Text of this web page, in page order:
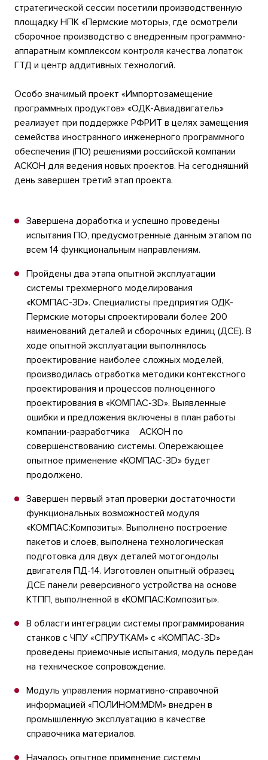
стратегической сессии посетили производственную
площадку НПК «Пермские моторы», где осмотрели
сборочное производство с внедренным программно-
аппаратным комплексом контроля качества лопаток
ГТД и центр аддитивных технологий.
Особо значимый проект «Импортозамещение
программных продуктов» «ОДК-Авиадвигатель»
реализует при поддержке РФРИТ в целях замещения
семейства иностранного инженерного программного
обеспечения (ПО) решениями российской компании
АСКОН для ведения новых проектов. На сегодняшний
день завершен третий этап проекта.
Завершена доработка и успешно проведены
испытания ПО, предусмотренные данным этапом по
всем 14 функциональным направлениям.
Пройдены два этапа опытной эксплуатации
системы трехмерного моделирования
«КОМПАС-3D». Специалисты предприятия ОДК-
Пермские моторы спроектировали более 200
наименований деталей и сборочных единиц (ДСЕ). В
ходе опытной эксплуатации выполнялось
проектирование наиболее сложных моделей,
производилась отработка методики контекстного
проектирования и процессов полноценного
проектирования в «КОМПАС-3D». Выявленные
ошибки и предложения включены в план работы
компании-разработчика АСКОН по
совершенствованию системы. Опережающее
опытное применение «КОМПАС-3D» будет
продолжено.
Завершен первый этап проверки достаточности
функциональных возможностей модуля
«КОМПАС:Композиты». Выполнено построение
пакетов и слоев, выполнена технологическая
подготовка для двух деталей мотогондолы
двигателя ПД-14. Изготовлен опытный образец
ДСЕ панели реверсивного устройства на основе
КТПП, выполненной в «КОМПАС:Композиты».
В области интеграции системы программирования
станков с ЧПУ «СПРУТКAM» с «КОМПАС-3D»
проведены приемочные испытания, модуль передан
на техническое сопровождение.
Модуль управления нормативно-справочной
информацией «ПОЛИНОМ:MDM» внедрен в
промышленную эксплуатацию в качестве
справочника материалов.
Началось опытное применение системы